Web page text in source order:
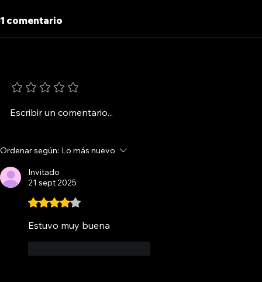
NATACHA
1 comentario
Escribir un comentario...
Ordenar según: Lo más nuevo
Invitado
21 sept 2025
Obtuvo 4 de 5 estrellas.
Estuvo muy buena